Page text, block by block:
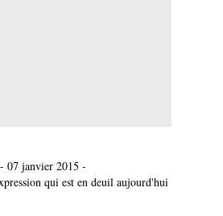
- 07 janvier 2015 -
qui est en deuil aujourd'hui